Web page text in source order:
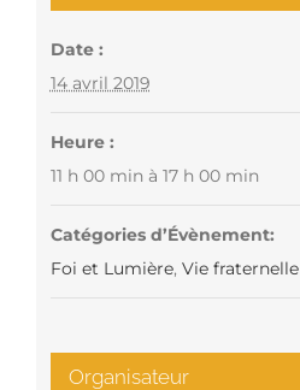
Date :
14 avril 2019
Heure :
11 h 00 min à 17 h 00 min
Catégories d’Évènement:
Foi et Lumière, Vie fraternelle
Organisateur